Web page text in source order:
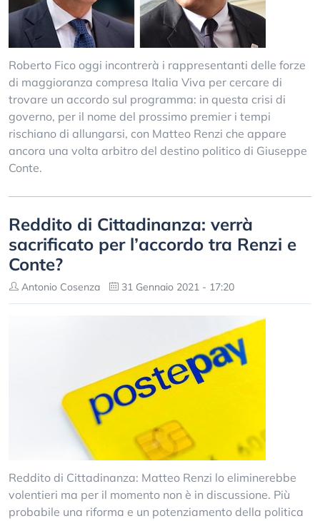
Roberto Fico oggi incontrerà i rappresentanti delle forze
di maggioranza compresa Italia Viva per cercare di
trovare un accordo sul programma: in questa crisi di
governo, per il nome del prossimo premier i tempi
rischiano di allungarsi, con Matteo Renzi che appare
ancora una volta arbitro del destino politico di Giuseppe
Conte.
Reddito di Cittadinanza: verrà
sacrificato per l’accordo tra Renzi e
Conte?
Antonio Cosenza 31 Gennaio 2021 - 17:20
Reddito di Cittadinanza: Matteo Renzi lo eliminerebbe
volentieri ma per il momento non è in discussione. Più
probabile una riforma e un potenziamento della politica